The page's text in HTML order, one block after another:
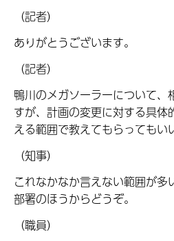
（記者）
ありがとうございます。
（記者）
鴨川のメガソーラーについて、
すが、計画の変更に対する具体
える範囲で教えてもらってもい
（知事）
これなかなか言えない範囲が多
部署のほうからどうぞ。
（職員）